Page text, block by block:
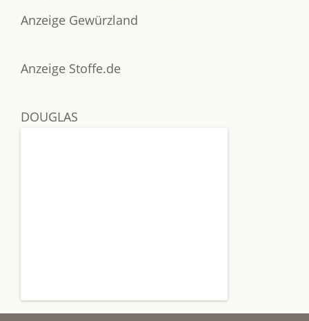
Anzeige Gewürzland
Anzeige Stoffe.de
DOUGLAS